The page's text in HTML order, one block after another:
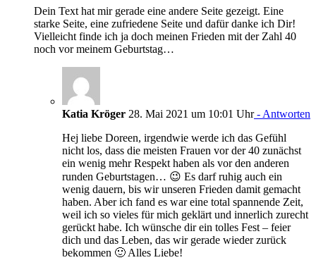
Dein Text hat mir gerade eine andere Seite gezeigt. Eine
starke Seite, eine zufriedene Seite und dafür danke ich Dir!
Vielleicht finde ich ja doch meinen Frieden mit der Zahl 40
noch vor meinem Geburtstag…
Katia Kröger 28. Mai 2021 um 10:01 Uhr- Antworten
Hej liebe Doreen, irgendwie werde ich das Gefühl
nicht los, dass die meisten Frauen vor der 40 zunächst
ein wenig mehr Respekt haben als vor den anderen
runden Geburtstagen… 😉 Es darf ruhig auch ein
wenig dauern, bis wir unseren Frieden damit gemacht
haben. Aber ich fand es war eine total spannende Zeit,
weil ich so vieles für mich geklärt und innerlich zurecht
gerückt habe. Ich wünsche dir ein tolles Fest – feier
dich und das Leben, das wir gerade wieder zurück
bekommen 🙂 Alles Liebe!